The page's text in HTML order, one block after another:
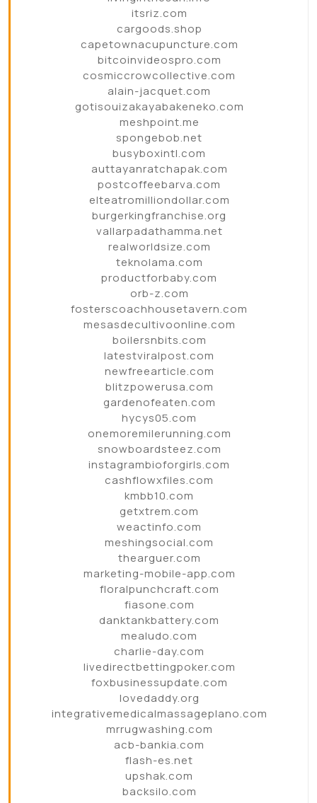
itsriz.com
cargoods.shop
capetownacupuncture.com
bitcoinvideospro.com
cosmiccrowcollective.com
alain-jacquet.com
gotisouizakayabakeneko.com
meshpoint.me
spongebob.net
busyboxintl.com
auttayanratchapak.com
postcoffeebarva.com
elteatromilliondollar.com
burgerkingfranchise.org
vallarpadathamma.net
realworldsize.com
teknolama.com
productforbaby.com
orb-z.com
fosterscoachhousetavern.com
mesasdecultivoonline.com
boilersnbits.com
latestviralpost.com
newfreearticle.com
blitzpowerusa.com
gardenofeaten.com
hycys05.com
onemoremilerunning.com
snowboardsteez.com
instagrambioforgirls.com
cashflowxfiles.com
kmbb10.com
getxtrem.com
weactinfo.com
meshingsocial.com
thearguer.com
marketing-mobile-app.com
floralpunchcraft.com
fiasone.com
danktankbattery.com
mealudo.com
charlie-day.com
livedirectbettingpoker.com
foxbusinessupdate.com
lovedaddy.org
integrativemedicalmassageplano.com
mrrugwashing.com
acb-bankia.com
flash-es.net
upshak.com
backsilo.com